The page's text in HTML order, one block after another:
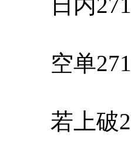
日内
空单
若上破